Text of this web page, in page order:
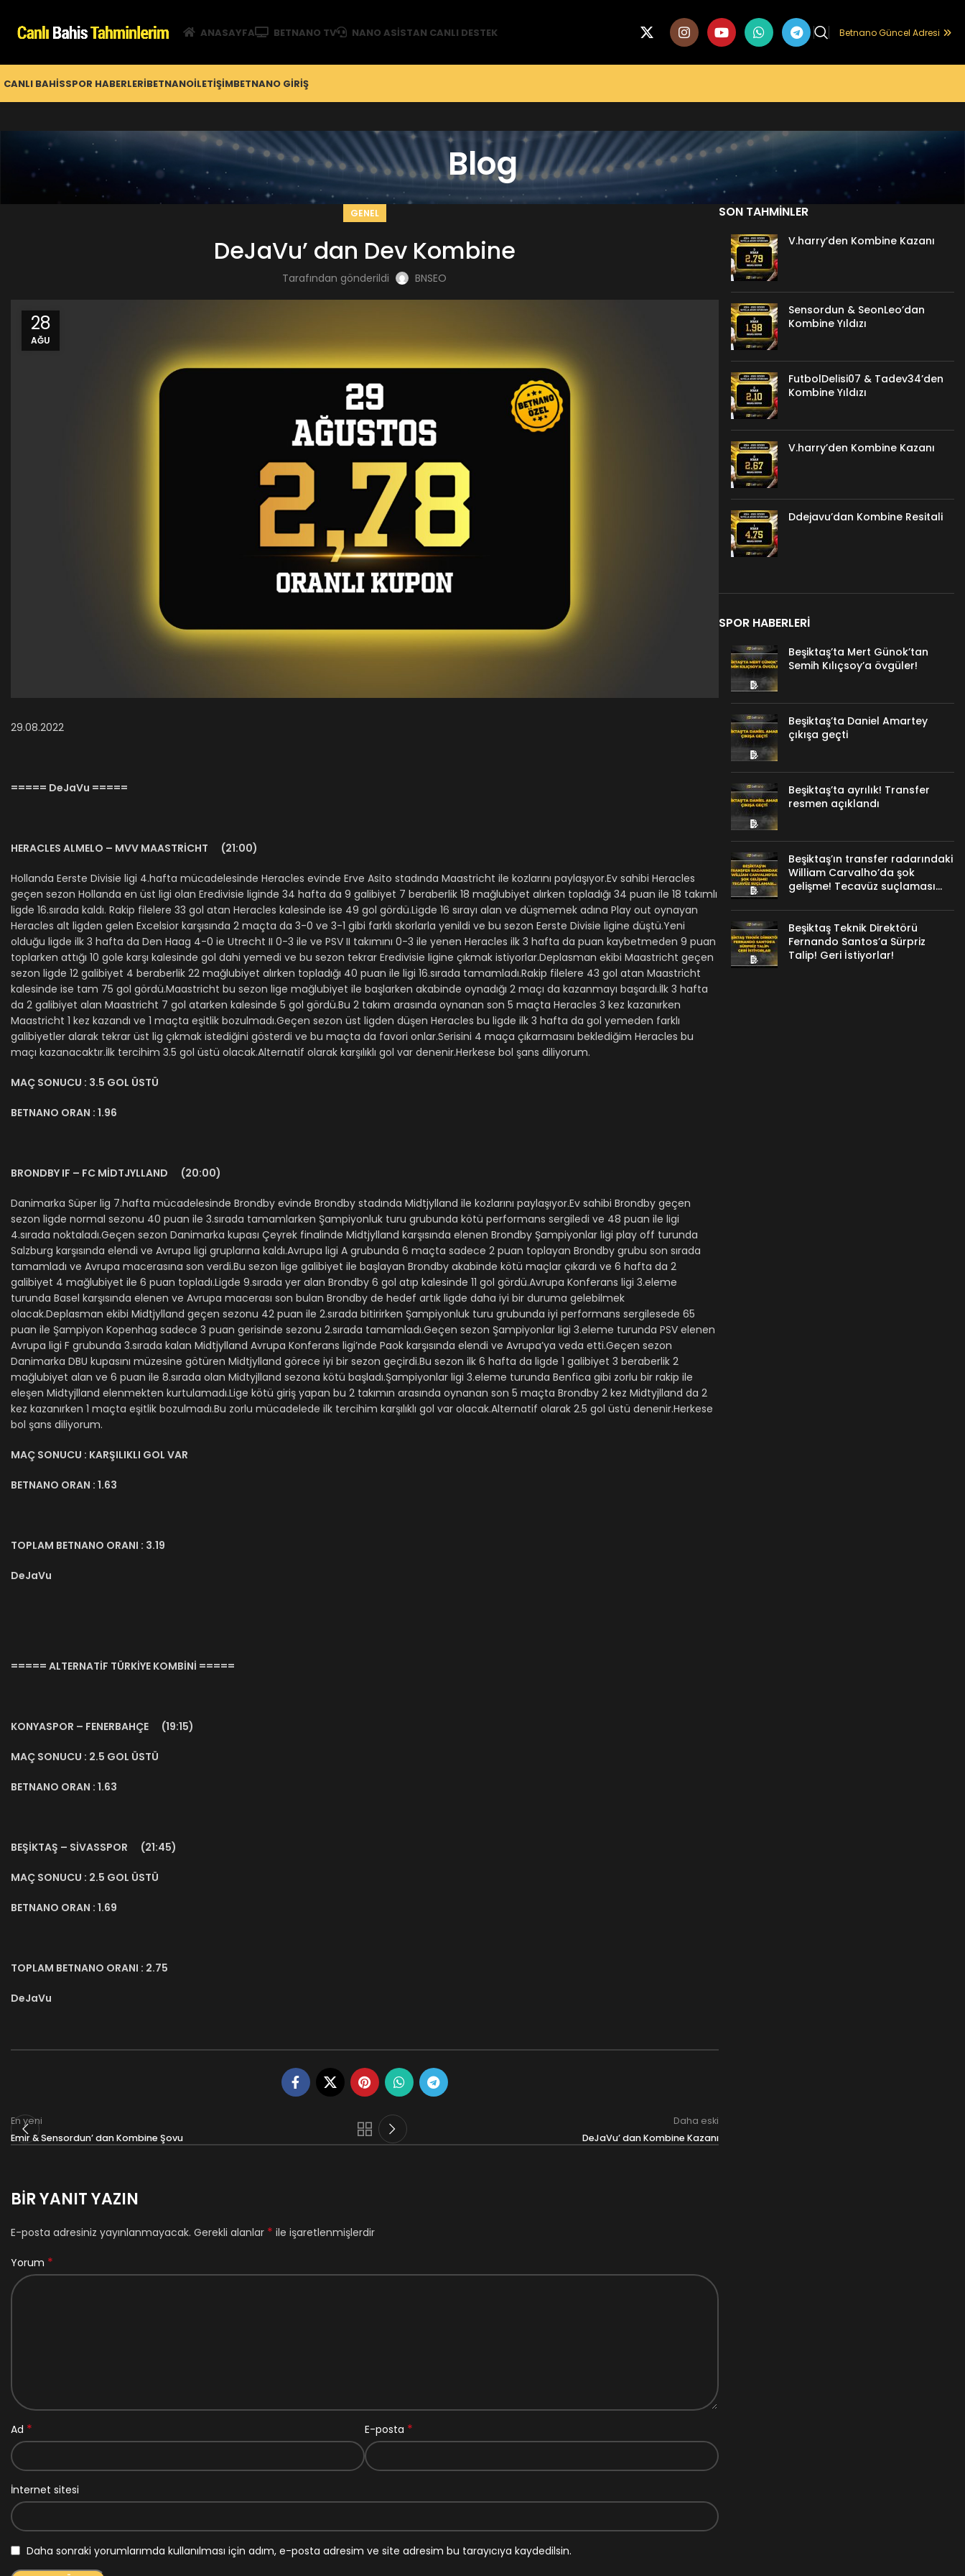
ANASAYFA BETNANO TV NANO ASISTAN CANLI DESTEK Betnano Güncel Adresi
CANLI BAHISSPOR HABERLERIBETNANOİLETIŞIMBETNANO GİRIŞ
Blog
GENEL
DeJaVu’ dan Dev Kombine
Tarafından gönderildi BNSEO
28
AĞU
29.08.2022
===== DeJaVu =====
HERACLES ALMELO – MVV MAASTRİCHT (21:00)
Hollanda Eerste Divisie ligi 4.hafta mücadelesinde Heracles evinde Erve Asito stadında Maastricht ile kozlarını paylaşıyor.Ev sahibi Heracles
geçen sezon Hollanda en üst ligi olan Eredivisie liginde 34 hafta da 9 galibiyet 7 beraberlik 18 mağlubiyet alırken topladığı 34 puan ile 18 takımlı
ligde 16.sırada kaldı. Rakip filelere 33 gol atan Heracles kalesinde ise 49 gol gördü.Ligde 16 sırayı alan ve düşmemek adına Play out oynayan
Heracles alt ligden gelen Excelsior karşısında 2 maçta da 3-0 ve 3-1 gibi farklı skorlarla yenildi ve bu sezon Eerste Divisie ligine düştü.Yeni
olduğu ligde ilk 3 hafta da Den Haag 4-0 ie Utrecht II 0-3 ile ve PSV II takımını 0-3 ile yenen Heracles ilk 3 hafta da puan kaybetmeden 9 puan
toplarken attığı 10 gole karşı kalesinde gol dahi yemedi ve bu sezon tekrar Eredivisie ligine çıkmak istiyorlar.Deplasman ekibi Maastricht geçen
sezon ligde 12 galibiyet 4 beraberlik 22 mağlubiyet alırken topladığı 40 puan ile ligi 16.sırada tamamladı.Rakip filelere 43 gol atan Maastricht
kalesinde ise tam 75 gol gördü.Maastricht bu sezon lige mağlubiyet ile başlarken akabinde oynadığı 2 maçı da kazanmayı başardı.İlk 3 hafta
da 2 galibiyet alan Maastricht 7 gol atarken kalesinde 5 gol gördü.Bu 2 takım arasında oynanan son 5 maçta Heracles 3 kez kazanırken
Maastricht 1 kez kazandı ve 1 maçta eşitlik bozulmadı.Geçen sezon üst ligden düşen Heracles bu ligde ilk 3 hafta da gol yemeden farklı
galibiyetler alarak tekrar üst lig çıkmak istediğini gösterdi ve bu maçta da favori onlar.Serisini 4 maça çıkarmasını beklediğim Heracles bu
maçı kazanacaktır.İlk tercihim 3.5 gol üstü olacak.Alternatif olarak karşılıklı gol var denenir.Herkese bol şans diliyorum.
MAÇ SONUCU : 3.5 GOL ÜSTÜ
BETNANO ORAN : 1.96
BRONDBY IF – FC MİDTJYLLAND (20:00)
Danimarka Süper lig 7.hafta mücadelesinde Brondby evinde Brondby stadında Midtjylland ile kozlarını paylaşıyor.Ev sahibi Brondby geçen
sezon ligde normal sezonu 40 puan ile 3.sırada tamamlarken Şampiyonluk turu grubunda kötü performans sergiledi ve 48 puan ile ligi
4.sırada noktaladı.Geçen sezon Danimarka kupası Çeyrek finalinde Midtjylland karşısında elenen Brondby Şampiyonlar ligi play off turunda
Salzburg karşısında elendi ve Avrupa ligi gruplarına kaldı.Avrupa ligi A grubunda 6 maçta sadece 2 puan toplayan Brondby grubu son sırada
tamamladı ve Avrupa macerasına son verdi.Bu sezon lige galibiyet ile başlayan Brondby akabinde kötü maçlar çıkardı ve 6 hafta da 2
galibiyet 4 mağlubiyet ile 6 puan topladı.Ligde 9.sırada yer alan Brondby 6 gol atıp kalesinde 11 gol gördü.Avrupa Konferans ligi 3.eleme
turunda Basel karşısında elenen ve Avrupa macerası son bulan Brondby de hedef artık ligde daha iyi bir duruma gelebilmek
olacak.Deplasman ekibi Midtjylland geçen sezonu 42 puan ile 2.sırada bitirirken Şampiyonluk turu grubunda iyi performans sergilesede 65
puan ile Şampiyon Kopenhag sadece 3 puan gerisinde sezonu 2.sırada tamamladı.Geçen sezon Şampiyonlar ligi 3.eleme turunda PSV elenen
Avrupa ligi F grubunda 3.sırada kalan Midtjylland Avrupa Konferans ligi’nde Paok karşısında elendi ve Avrupa’ya veda etti.Geçen sezon
Danimarka DBU kupasını müzesine götüren Midtjylland görece iyi bir sezon geçirdi.Bu sezon ilk 6 hafta da ligde 1 galibiyet 3 beraberlik 2
mağlubiyet alan ve 6 puan ile 8.sırada olan Midtyjlland sezona kötü başladı.Şampiyonlar ligi 3.eleme turunda Benfica gibi zorlu bir rakip ile
eleşen Midtyjlland elenmekten kurtulamadı.Lige kötü giriş yapan bu 2 takımın arasında oynanan son 5 maçta Brondby 2 kez Midtyjlland da 2
kez kazanırken 1 maçta eşitlik bozulmadı.Bu zorlu mücadelede ilk tercihim karşılıklı gol var olacak.Alternatif olarak 2.5 gol üstü denenir.Herkese
bol şans diliyorum.
MAÇ SONUCU : KARŞILIKLI GOL VAR
BETNANO ORAN : 1.63
TOPLAM BETNANO ORANI : 3.19
DeJaVu
===== ALTERNATİF TÜRKİYE KOMBİNİ =====
KONYASPOR – FENERBAHÇE (19:15)
MAÇ SONUCU : 2.5 GOL ÜSTÜ
BETNANO ORAN : 1.63
BEŞİKTAŞ – SİVASSPOR (21:45)
MAÇ SONUCU : 2.5 GOL ÜSTÜ
BETNANO ORAN : 1.69
TOPLAM BETNANO ORANI : 2.75
DeJaVu
En yeni
Emir & Sensordun’ dan Kombine Şovu
Daha eski
DeJaVu’ dan Kombine Kazanı
BIR YANIT YAZIN
E-posta adresiniz yayınlanmayacak. Gerekli alanlar * ile işaretlenmişlerdir
Yorum *
Ad * E-posta *
İnternet sitesi
Daha sonraki yorumlarımda kullanılması için adım, e-posta adresim ve site adresim bu tarayıcıya kaydedilsin.
SON TAHMINLER
V.harry’den Kombine Kazanı
Sensordun & SeonLeo’dan
Kombine Yıldızı
FutbolDelisi07 & Tadev34’den
Kombine Yıldızı
V.harry’den Kombine Kazanı
Ddejavu’dan Kombine Resitali
SPOR HABERLERI
Beşiktaş’ta Mert Günok’tan
Semih Kılıçsoy’a övgüler!
Beşiktaş’ta Daniel Amartey
çıkışa geçti
Beşiktaş’ta ayrılık! Transfer
resmen açıklandı
Beşiktaş’ın transfer radarındaki
William Carvalho’da şok
gelişme! Tecavüz suçlaması…
Beşiktaş Teknik Direktörü
Fernando Santos’a Sürpriz
Talip! Geri İstiyorlar!